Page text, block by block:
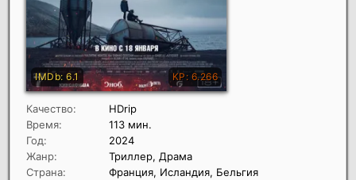
Качество:
HDrip
Время:
113 мин.
Год:
2024
Жанр:
Триллер, Драма
Страна:
Франция, Исландия, Бельгия